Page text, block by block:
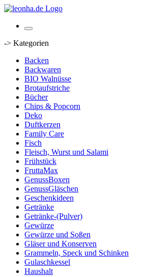
-> Kategorien
Backen
Backwaren
BIO Walnüsse
Brotaufstriche
Bücher
Chips & Popcorn
Deko
Duftkerzen
Family Care
Fisch
Fleisch, Wurst und Salami
Frühstück
FruttaMax
GenussBoxen
GenussGläschen
Geschenkideen
Getränke
Getränke-(Pulver)
Gewürze
Gewürze und Soßen
Gläser und Konserven
Grammeln, Speck und Schinken
Gulaschkessel
Haushalt